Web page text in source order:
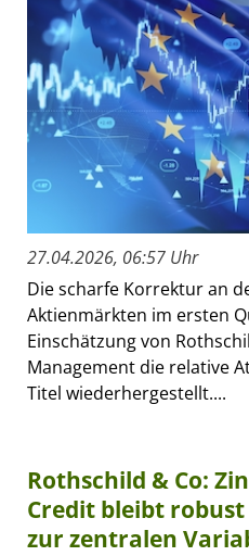
27.04.2026, 06:57 Uhr
Die scharfe Korrektur an
Aktienmärkten im ersten
Einschätzung von
Management die relative
Titel wiederhergestellt....
Rothschild & Co:
Credit bleibt
zur zentralen